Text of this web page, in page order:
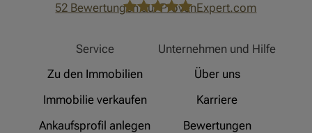
52 Bewertungen auf ProvenExpert.com
Service
Zu den Immobilien
Immobilie verkaufen
Ankaufsprofil anlegen
Unternehmen und Hilfe
Über uns
Karriere
Bewertungen